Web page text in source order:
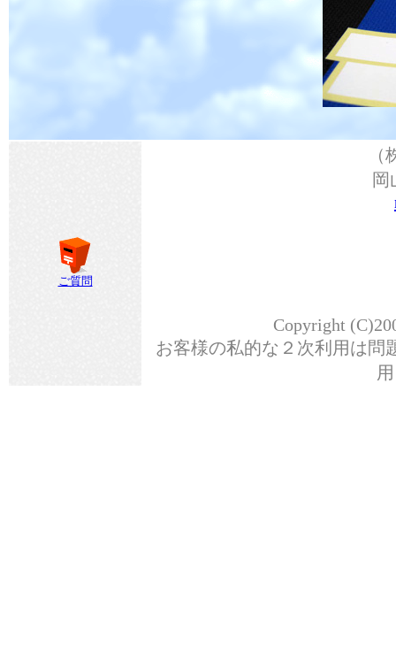
ご質問
岡
Copyright
お客様の私的な２次利用は問